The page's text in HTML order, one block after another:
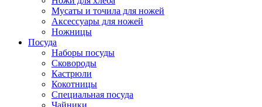
Мусаты и точила для ножей
Аксессуары для ножей
Ножницы
Посуда
Наборы посуды
Сковороды
Кастрюли
Кокотницы
Специальная посуда
Чайники